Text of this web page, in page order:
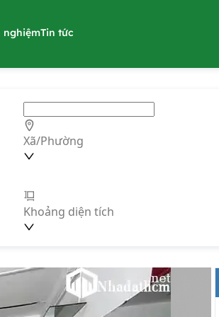
nghiệmTin tức
Xã/Phường
Khoảng diện tích